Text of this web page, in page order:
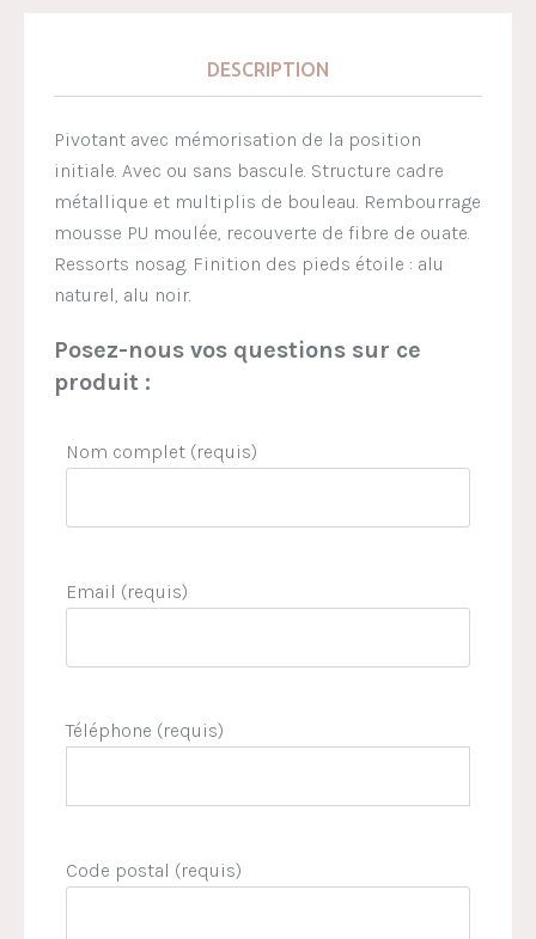
DESCRIPTION
Pivotant avec mémorisation de la position
initiale. Avec ou sans bascule. Structure cadre
métallique et multiplis de bouleau. Rembourrage
mousse PU moulée, recouverte de fibre de ouate.
Ressorts nosag. Finition des pieds étoile : alu
naturel, alu noir.
Posez-nous vos questions sur ce
produit :
Nom complet (requis)
Email (requis)
Téléphone (requis)
Code postal (requis)